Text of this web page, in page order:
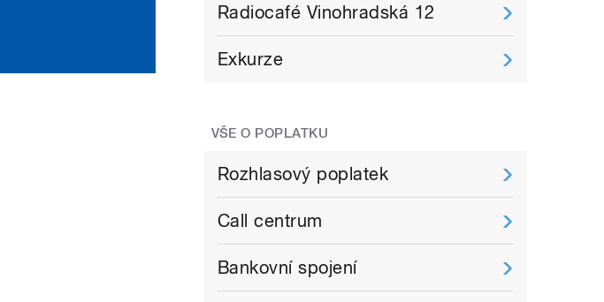
Radiocafé Vinohradská 12
Exkurze
VŠE O POPLATKU
Rozhlasový poplatek
Call centrum
Bankovní spojení